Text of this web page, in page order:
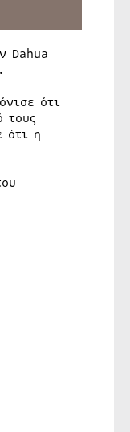
Dahua
ότι
τους
ότι η